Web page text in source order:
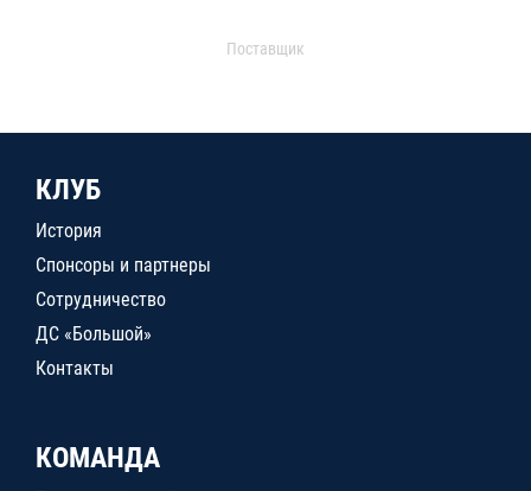
Поставщик
КЛУБ
История
Спонсоры и партнеры
Сотрудничество
ДС «Большой»
Контакты
КОМАНДА